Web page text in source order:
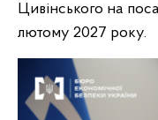
Цивінського на
лютому 2027 року.